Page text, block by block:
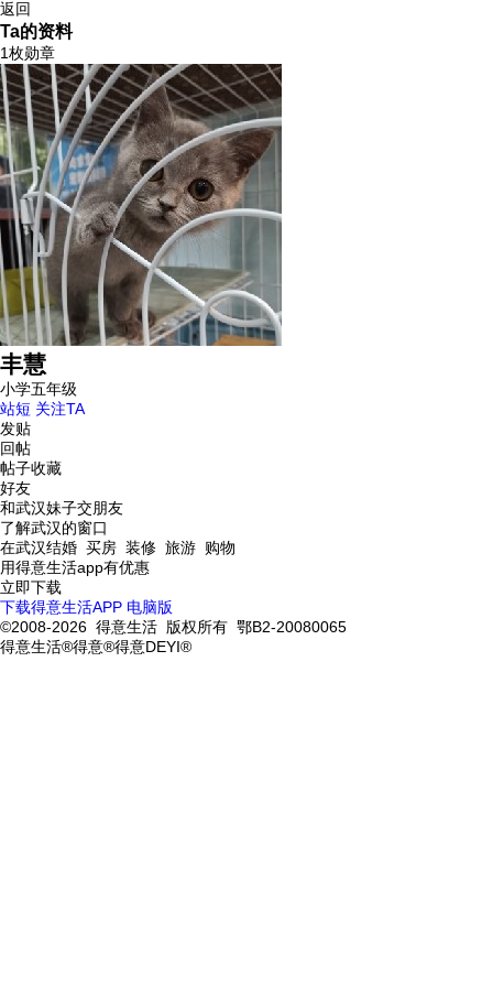
返回
Ta的资料
1枚勋章
丰慧
小学五年级
站短 关注TA
发贴
回帖
帖子收藏
好友
和武汉妹子交朋友
了解武汉的窗口
在武汉结婚 买房 装修 旅游 购物
用得意生活app有优惠
立即下载
下载得意生活APP 电脑版
©2008-2026 得意生活 版权所有 鄂B2-20080065
得意生活®得意®得意DEYI®